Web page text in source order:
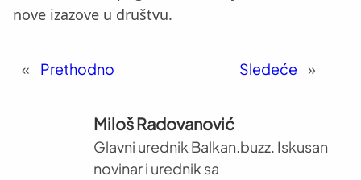
nove izazove u društvu.
« Prethodno Sledeće »
Miloš Radovanović
Glavni urednik Balkan.buzz. Iskusan
novinar i urednik sa